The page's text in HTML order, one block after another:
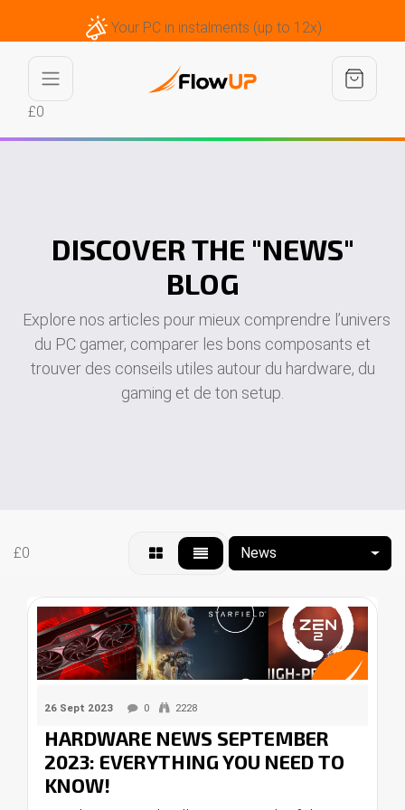
Your PC in instalments (up to 12x)
£0
DISCOVER THE "NEWS"
BLOG
Explore nos articles pour mieux comprendre l’univers
du PC gamer, comparer les bons composants et
trouver des conseils utiles autour du hardware, du
gaming et de ton setup.
News
£0
26 Sept 2023 0 2228
HARDWARE NEWS SEPTEMBER
2023: EVERYTHING YOU NEED TO
KNOW!